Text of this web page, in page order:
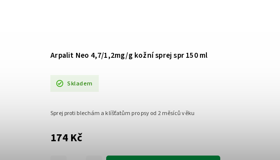
Arpalit Neo 4,7/1,2mg/g kožní sprej spr 150 ml
Skladem
174 Kč
Sprej proti blechám a klíšťatům pro psy od 2 měsíců věku